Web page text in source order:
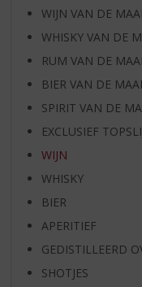
WIJN VAN DE
WHISKY VAN DE
RUM VAN DE
BIER VAN DE
SPIRIT VAN DE
EXCLUSIEF
WIJN
WHISKY
BIER
APERITIEF
GEDISTILLEERD
SHOTJES